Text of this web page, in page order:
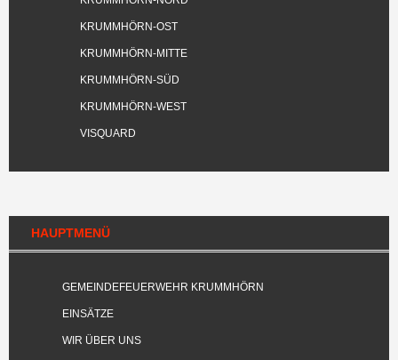
KRUMMHÖRN-OST
KRUMMHÖRN-MITTE
KRUMMHÖRN-SÜD
KRUMMHÖRN-WEST
VISQUARD
HAUPTMENÜ
GEMEINDEFEUERWEHR KRUMMHÖRN
EINSÄTZE
WIR ÜBER UNS